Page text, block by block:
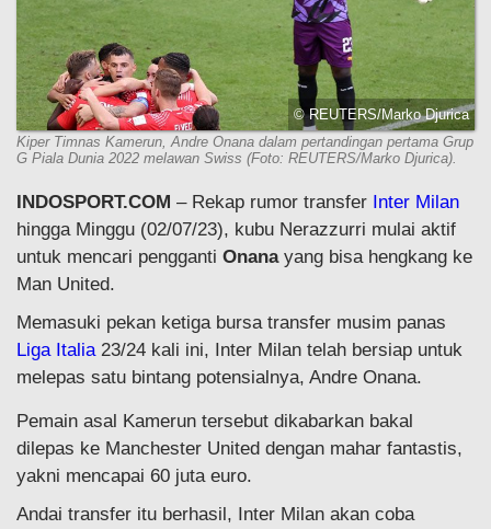
© REUTERS/Marko Djurica
Kiper Timnas Kamerun, Andre Onana dalam pertandingan pertama Grup
G Piala Dunia 2022 melawan Swiss (Foto: REUTERS/Marko Djurica).
INDOSPORT.COM – Rekap rumor transfer Inter Milan
hingga Minggu (02/07/23), kubu Nerazzurri mulai aktif
untuk mencari pengganti Onanayang bisa hengkang ke
Man United.
Memasuki pekan ketiga bursa transfer musim panas
Liga Italia 23/24 kali ini, Inter Milan telah bersiap untuk
melepas satu bintang potensialnya, Andre Onana.
Pemain asal Kamerun tersebut dikabarkan bakal
dilepas ke Manchester United dengan mahar fantastis,
yakni mencapai 60 juta euro.
Andai transfer itu berhasil, Inter Milan akan coba